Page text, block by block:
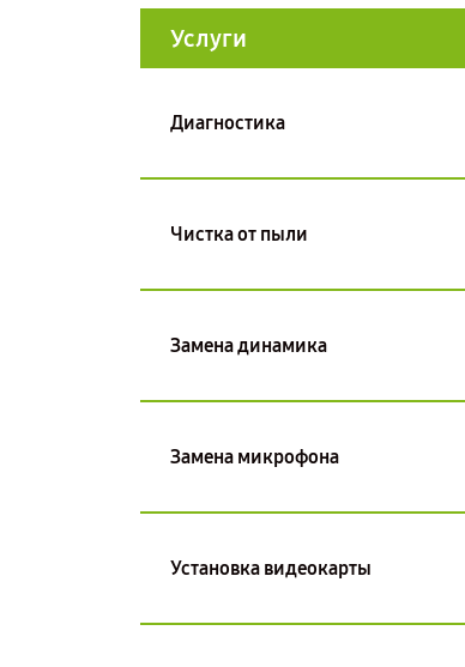
Услуги
Диагностика
Чистка от пыли
Замена динамика
Замена микрофона
Установка видеокарты